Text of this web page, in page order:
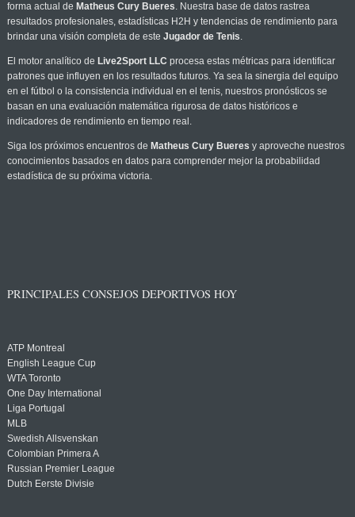
forma actual de Matheus Cury Bueres. Nuestra base de datos rastrea
resultados profesionales, estadísticas H2H y tendencias de rendimiento para
brindar una visión completa de este Jugador de Tenis.
El motor analítico de Live2Sport LLC procesa estas métricas para identificar
patrones que influyen en los resultados futuros. Ya sea la sinergia del equipo
en el fútbol o la consistencia individual en el tenis, nuestros pronósticos se
basan en una evaluación matemática rigurosa de datos históricos e
indicadores de rendimiento en tiempo real.
Siga los próximos encuentros de Matheus Cury Bueres y aproveche nuestros
conocimientos basados en datos para comprender mejor la probabilidad
estadística de su próxima victoria.
PRINCIPALES CONSEJOS DEPORTIVOS HOY
ATP Montreal
English League Cup
WTA Toronto
One Day International
Liga Portugal
MLB
Swedish Allsvenskan
Colombian Primera A
Russian Premier League
Dutch Eerste Divisie